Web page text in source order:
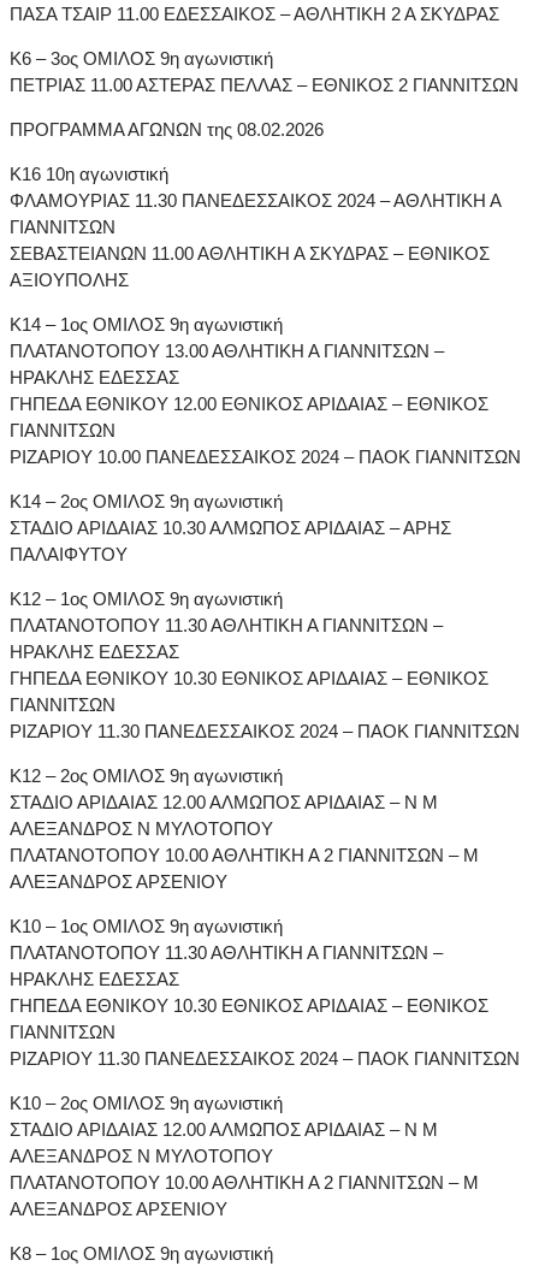
ΠΑΣΑ ΤΣΑΙΡ 11.00 ΕΔΕΣΣΑΙΚΟΣ – ΑΘΛΗΤΙΚΗ 2 Α ΣΚΥΔΡΑΣ
Κ6 – 3ος ΟΜΙΛΟΣ 9η αγωνιστική
ΠΕΤΡΙΑΣ 11.00 ΑΣΤΕΡΑΣ ΠΕΛΛΑΣ – ΕΘΝΙΚΟΣ 2 ΓΙΑΝΝΙΤΣΩΝ
ΠΡΟΓΡΑΜΜΑ ΑΓΩΝΩΝ της 08.02.2026
Κ16 10η αγωνιστική
ΦΛΑΜΟΥΡΙΑΣ 11.30 ΠΑΝΕΔΕΣΣΑΙΚΟΣ 2024 – ΑΘΛΗΤΙΚΗ Α
ΓΙΑΝΝΙΤΣΩΝ
ΣΕΒΑΣΤΕΙΑΝΩΝ 11.00 ΑΘΛΗΤΙΚΗ Α ΣΚΥΔΡΑΣ – ΕΘΝΙΚΟΣ
ΑΞΙΟΥΠΟΛΗΣ
Κ14 – 1ος ΟΜΙΛΟΣ 9η αγωνιστική
ΠΛΑΤΑΝΟΤΟΠΟΥ 13.00 ΑΘΛΗΤΙΚΗ Α ΓΙΑΝΝΙΤΣΩΝ –
ΗΡΑΚΛΗΣ ΕΔΕΣΣΑΣ
ΓΗΠΕΔΑ ΕΘΝΙΚΟΥ 12.00 ΕΘΝΙΚΟΣ ΑΡΙΔΑΙΑΣ – ΕΘΝΙΚΟΣ
ΓΙΑΝΝΙΤΣΩΝ
ΡΙΖΑΡΙΟΥ 10.00 ΠΑΝΕΔΕΣΣΑΙΚΟΣ 2024 – ΠΑΟΚ ΓΙΑΝΝΙΤΣΩΝ
Κ14 – 2ος ΟΜΙΛΟΣ 9η αγωνιστική
ΣΤΑΔΙΟ ΑΡΙΔΑΙΑΣ 10.30 ΑΛΜΩΠΟΣ ΑΡΙΔΑΙΑΣ – ΑΡΗΣ
ΠΑΛΑΙΦΥΤΟΥ
Κ12 – 1ος ΟΜΙΛΟΣ 9η αγωνιστική
ΠΛΑΤΑΝΟΤΟΠΟΥ 11.30 ΑΘΛΗΤΙΚΗ Α ΓΙΑΝΝΙΤΣΩΝ –
ΗΡΑΚΛΗΣ ΕΔΕΣΣΑΣ
ΓΗΠΕΔΑ ΕΘΝΙΚΟΥ 10.30 ΕΘΝΙΚΟΣ ΑΡΙΔΑΙΑΣ – ΕΘΝΙΚΟΣ
ΓΙΑΝΝΙΤΣΩΝ
ΡΙΖΑΡΙΟΥ 11.30 ΠΑΝΕΔΕΣΣΑΙΚΟΣ 2024 – ΠΑΟΚ ΓΙΑΝΝΙΤΣΩΝ
Κ12 – 2ος ΟΜΙΛΟΣ 9η αγωνιστική
ΣΤΑΔΙΟ ΑΡΙΔΑΙΑΣ 12.00 ΑΛΜΩΠΟΣ ΑΡΙΔΑΙΑΣ – Ν Μ
ΑΛΕΞΑΝΔΡΟΣ Ν ΜΥΛΟΤΟΠΟΥ
ΠΛΑΤΑΝΟΤΟΠΟΥ 10.00 ΑΘΛΗΤΙΚΗ Α 2 ΓΙΑΝΝΙΤΣΩΝ – Μ
ΑΛΕΞΑΝΔΡΟΣ ΑΡΣΕΝΙΟΥ
Κ10 – 1ος ΟΜΙΛΟΣ 9η αγωνιστική
ΠΛΑΤΑΝΟΤΟΠΟΥ 11.30 ΑΘΛΗΤΙΚΗ Α ΓΙΑΝΝΙΤΣΩΝ –
ΗΡΑΚΛΗΣ ΕΔΕΣΣΑΣ
ΓΗΠΕΔΑ ΕΘΝΙΚΟΥ 10.30 ΕΘΝΙΚΟΣ ΑΡΙΔΑΙΑΣ – ΕΘΝΙΚΟΣ
ΓΙΑΝΝΙΤΣΩΝ
ΡΙΖΑΡΙΟΥ 11.30 ΠΑΝΕΔΕΣΣΑΙΚΟΣ 2024 – ΠΑΟΚ ΓΙΑΝΝΙΤΣΩΝ
Κ10 – 2ος ΟΜΙΛΟΣ 9η αγωνιστική
ΣΤΑΔΙΟ ΑΡΙΔΑΙΑΣ 12.00 ΑΛΜΩΠΟΣ ΑΡΙΔΑΙΑΣ – Ν Μ
ΑΛΕΞΑΝΔΡΟΣ Ν ΜΥΛΟΤΟΠΟΥ
ΠΛΑΤΑΝΟΤΟΠΟΥ 10.00 ΑΘΛΗΤΙΚΗ Α 2 ΓΙΑΝΝΙΤΣΩΝ – Μ
ΑΛΕΞΑΝΔΡΟΣ ΑΡΣΕΝΙΟΥ
Κ8 – 1ος ΟΜΙΛΟΣ 9η αγωνιστική